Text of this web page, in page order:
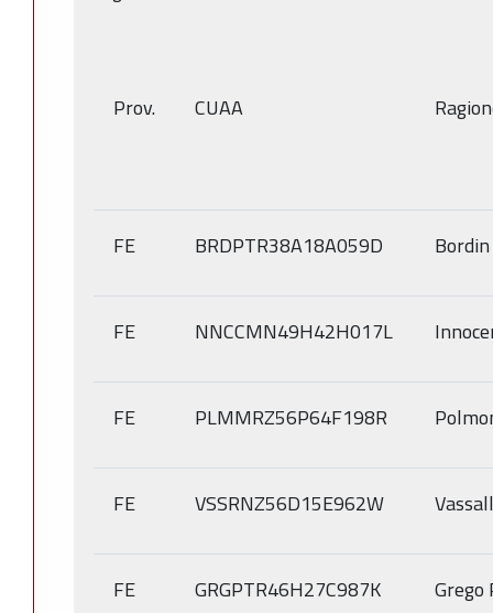
Prov. CUAA
FE BRDPTR38A18A059D
FE NNCCMN49H42H017L
FE PLMMRZ56P64F198R
FE VSSRNZ56D15E962W
FE GRGPTR46H27C987K Grego